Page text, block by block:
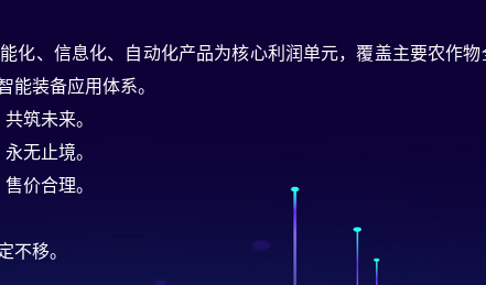
化、信息化、自动化产品为核心利润单元，覆盖主要农作物
能装备应用体系。
筑未来。
无止境。
价合理。
不移。